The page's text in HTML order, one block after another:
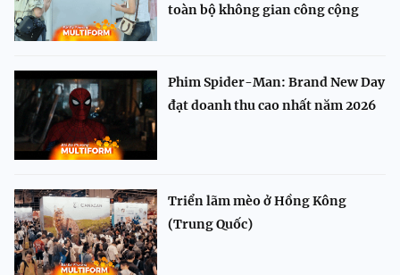
toàn bộ không gian công cộng
Phim Spider-Man: Brand New Day
đạt doanh thu cao nhất năm 2026
Triển lãm mèo ở Hồng Kông
(Trung Quốc)